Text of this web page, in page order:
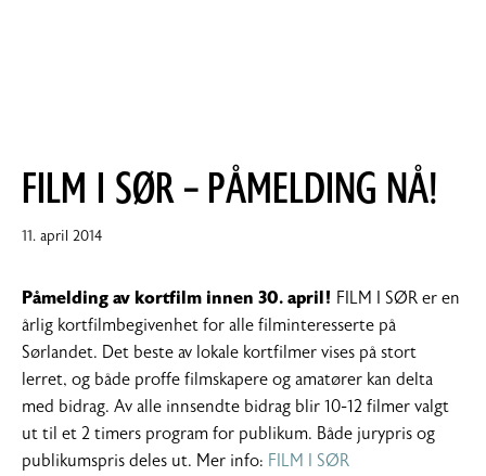
FILM I SØR – PÅMELDING NÅ!
11. april 201412.
Påmelding av kortfilm innen 30. april! FILM I SØR er en
årlig kortfilmbegivenhet for alle filminteresserte på
Sørlandet. Det beste av lokale kortfilmer vises på stort
lerret, og både proffe filmskapere og amatører kan delta
med bidrag. Av alle innsendte bidrag blir 10-12 filmer valgt
ut til et 2 timers program for publikum. Både jurypris og
publikumspris deles ut. Mer info: FILM I SØR